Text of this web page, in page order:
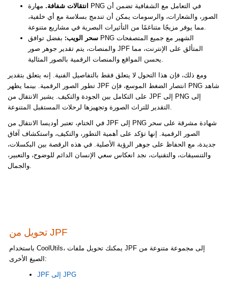
انتقالات شفافة. مهارة PNG في التعامل مع الشفافية تضمن أن
الصور، والشعارات، والرسومات يمكن أن تندمج بسلاسة مع أي خلفية،
مما يوفر مزيجًا متناغمًا من التأثيرات البصرية في مشاريع متنوعة.
سحر الويب: بفضل توافق PNG الشهير مع جميع المتصفحات
والمنصات، يتم تقدير جوهر صور JPF المتألق على الإنترنت، مما
يحسن المواقع والمنصات الرقمية بالصور المثالية.
ومع ذلك، فإن هذا التحول لا يتعلق فقط بالتفاصيل الفنية. إنه يتعلق بتقدير
تطور الصور الرقمية. بينما يظهر JPF انتصار الضغط الموسع، فإن PNG شاهد
على التكامل بين الجودة والتكيف. يشير الانتقال من JPF إلى PNG إلى
التقدير للتراث الصورة وتجهيزها لرحلات المستقبل المتنوعة.
في الختام، تعتبر أوديسا الانتقال من JPF إلى PNG شهادة مشرقة على سحر
الصور الرقمية. إنها تؤكد على أهمية التطور، والتكيف، واستكشاف آفاق
جديدة، مع الحفاظ على جوهر الرؤية الأصلية. في هذه الرقصة بين البكسلات،
والتنسيقات، والتقنيات، نجد انعكاس سعي الإنسان الدائم للوضوح، والتعبير،
والجمال.
تحويل من JPF
باستخدام CoolUtils، يمكنك تحويل ملفات JPF إلى مجموعة متنوعة من
الصيغ الأخرى:
JPF إلى JPG